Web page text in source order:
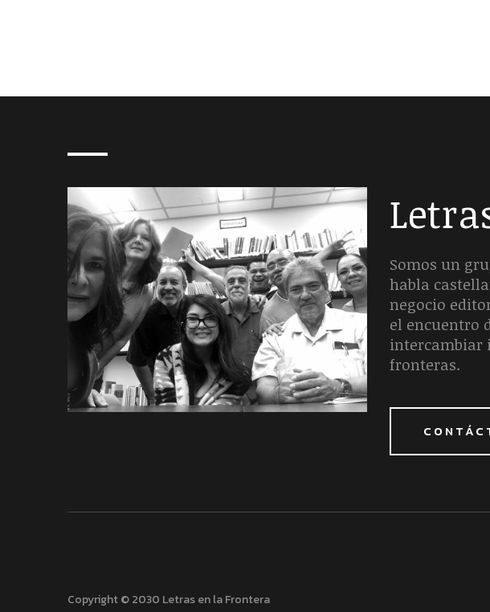
Somos un
habla
negocio
el encuentro
intercambiar
fronteras.
Copyright © 2030 Letras en la Frontera